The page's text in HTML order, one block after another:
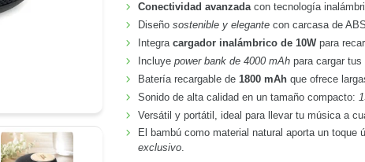
Conectividad avanzadacon tecnología
Diseñosostenible y elegante con carcasa de
Integracargador inalámbrico de 10Wpara
Incluyepower bank de 4000 mAh para cargar tus
Batería recargable de 1800 mAh que ofrece
Sonido de alta calidad en un tamaño compacto:
Versátil y portátil, ideal para llevar tu música a
El bambú como material natural aporta un
exclusivo.